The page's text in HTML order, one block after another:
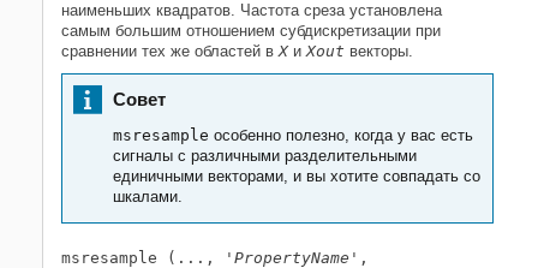
наименьших квадратов. Частота среза установлена
самым большим отношением субдискретизации при
сравнении тех же областей вXиXout векторы.
Совет
msresample особенно полезно, когда у вас есть
сигналы с различными разделительными
единичными векторами, и вы хотите совпадать со
шкалами.
msresample (..., ' PropertyName ',